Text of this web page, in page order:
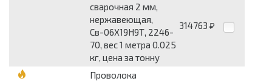
сварочная 2 мм,
нержавеющая,
Св-06Х19Н9Т, 2246-
70, вес 1 метра 0.025
кг, цена за тонну
314763 ₽
Проволока